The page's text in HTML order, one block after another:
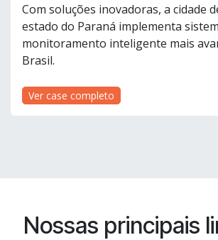
Com soluções inovadoras, a cidade
estado do Paraná implementa
monitoramento inteligente mais
Brasil.
Ver case completo
Nossas principais